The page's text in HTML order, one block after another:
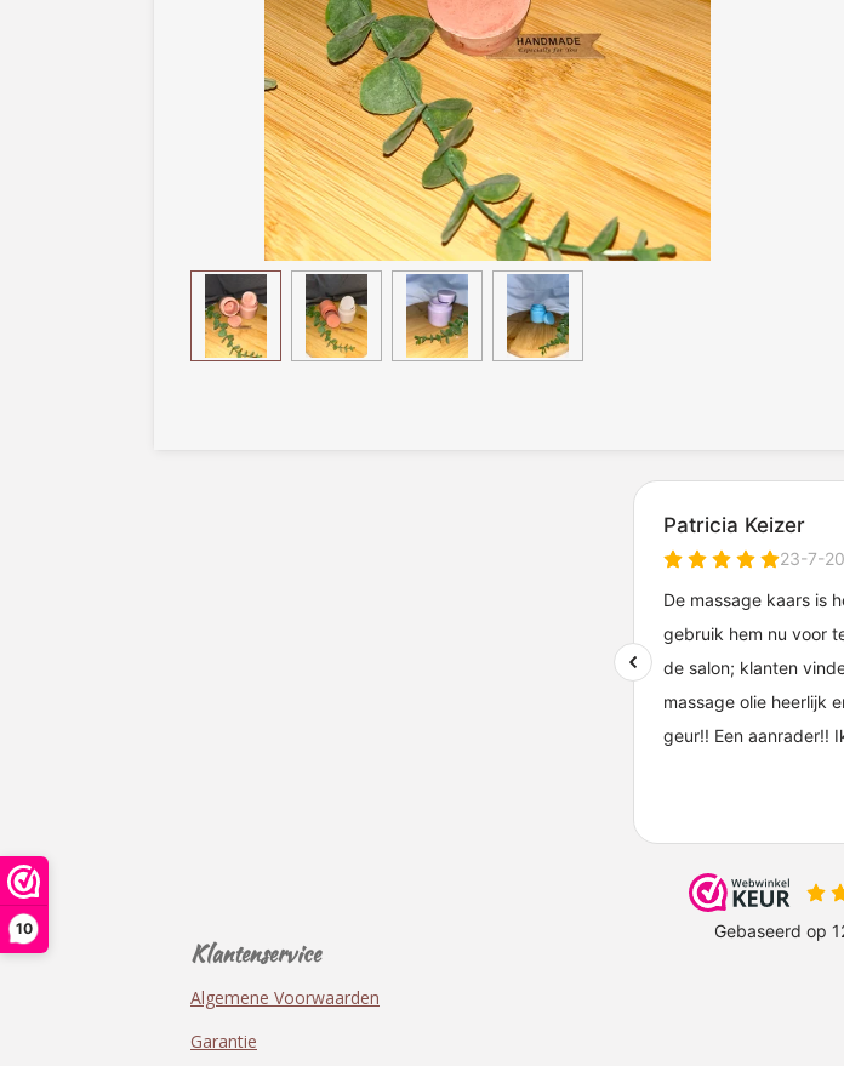
10
Klantenservice
Algemene Voorwaarden
Garantie